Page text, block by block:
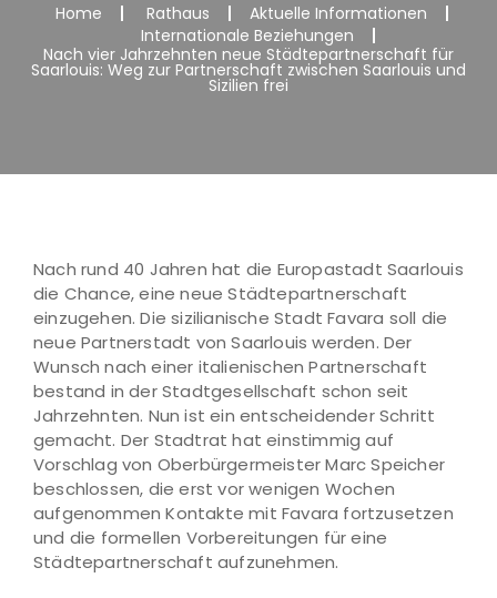
Home Rathaus
Aktuelle Informationen
Internationale Beziehungen
Nach vier Jahrzehnten neue Städtepartnerschaft für
Saarlouis: Weg zur Partnerschaft zwischen Saarlouis und
Sizilien frei
Nach rund 40 Jahren hat die Europastadt Saarlouis
die Chance, eine neue Städtepartnerschaft
einzugehen. Die sizilianische Stadt Favara soll die
neue Partnerstadt von Saarlouis werden. Der
Wunsch nach einer italienischen Partnerschaft
bestand in der Stadtgesellschaft schon seit
Jahrzehnten. Nun ist ein entscheidender Schritt
gemacht. Der Stadtrat hat einstimmig auf
Vorschlag von Oberbürgermeister Marc Speicher
beschlossen, die erst vor wenigen Wochen
aufgenommen Kontakte mit Favara fortzusetzen
und die formellen Vorbereitungen für eine
Städtepartnerschaft aufzunehmen.